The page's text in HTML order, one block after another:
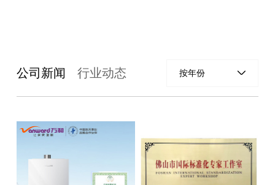
公司新闻 行业动态 按年份